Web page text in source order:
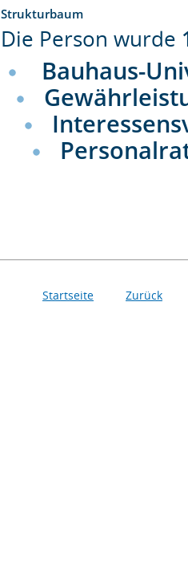
Strukturbaum
Die Person wurde
Bauhaus-
Startseite Zurück